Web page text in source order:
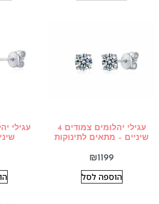
עגילי יהלומים צמודים 4
שיניים – מתאים לתינוקות
₪1199
הוספה לסל